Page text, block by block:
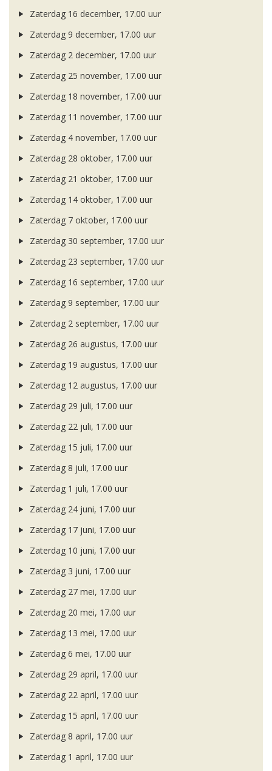
Zaterdag 16 december, 17.00 uur
Zaterdag 9 december, 17.00 uur
Zaterdag 2 december, 17.00 uur
Zaterdag 25 november, 17.00 uur
Zaterdag 18 november, 17.00 uur
Zaterdag 11 november, 17.00 uur
Zaterdag 4 november, 17.00 uur
Zaterdag 28 oktober, 17.00 uur
Zaterdag 21 oktober, 17.00 uur
Zaterdag 14 oktober, 17.00 uur
Zaterdag 7 oktober, 17.00 uur
Zaterdag 30 september, 17.00 uur
Zaterdag 23 september, 17.00 uur
Zaterdag 16 september, 17.00 uur
Zaterdag 9 september, 17.00 uur
Zaterdag 2 september, 17.00 uur
Zaterdag 26 augustus, 17.00 uur
Zaterdag 19 augustus, 17.00 uur
Zaterdag 12 augustus, 17.00 uur
Zaterdag 29 juli, 17.00 uur
Zaterdag 22 juli, 17.00 uur
Zaterdag 15 juli, 17.00 uur
Zaterdag 8 juli, 17.00 uur
Zaterdag 1 juli, 17.00 uur
Zaterdag 24 juni, 17.00 uur
Zaterdag 17 juni, 17.00 uur
Zaterdag 10 juni, 17.00 uur
Zaterdag 3 juni, 17.00 uur
Zaterdag 27 mei, 17.00 uur
Zaterdag 20 mei, 17.00 uur
Zaterdag 13 mei, 17.00 uur
Zaterdag 6 mei, 17.00 uur
Zaterdag 29 april, 17.00 uur
Zaterdag 22 april, 17.00 uur
Zaterdag 15 april, 17.00 uur
Zaterdag 8 april, 17.00 uur
Zaterdag 1 april, 17.00 uur